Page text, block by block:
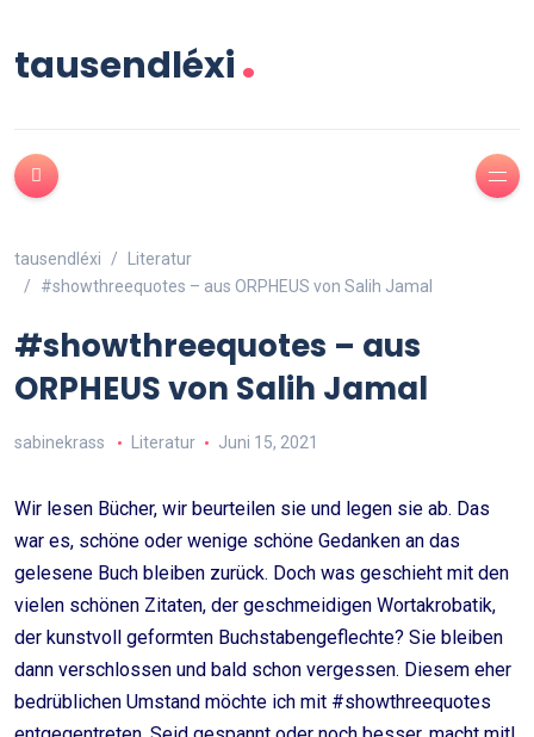
tausendléxi.
tausendléxi
Literatur
#showthreequotes – aus ORPHEUS von Salih Jamal
#showthreequotes – aus
ORPHEUS von Salih Jamal
sabinekrass Literatur Juni 15, 2021
Wir lesen Bücher, wir beurteilen sie und legen sie ab. Das
war es, schöne oder wenige schöne Gedanken an das
gelesene Buch bleiben zurück. Doch was geschieht mit den
vielen schönen Zitaten, der geschmeidigen Wortakrobatik,
der kunstvoll geformten Buchstabengeflechte? Sie bleiben
dann verschlossen und bald schon vergessen. Diesem eher
bedrüblichen Umstand möchte ich mit #showthreequotes